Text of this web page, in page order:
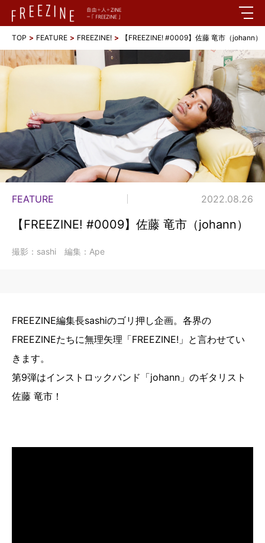
TOP FEATURE FREEZINE! 【FREEZINE! #0009】佐藤 竜市（johann）
FEATURE 2022.08.26
【FREEZINE! #0009】佐藤 竜市（johann）
撮影：sashi 編集：Ape
FREEZINE編集長sashiのゴリ押し企画。各界の
FREEZINEたちに無理矢理「FREEZINE!」と言わせてい
きます。
第9弾はインストロックバンド「johann」のギタリスト
佐藤 竜市！